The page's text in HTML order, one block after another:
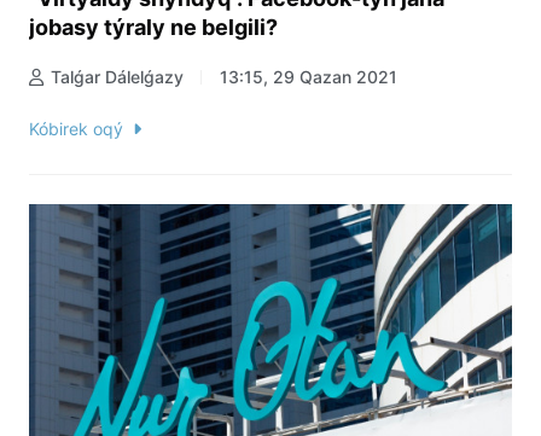
jobasy týraly ne belgili?
Talǵar Dálelǵazy 13:15, 29 Qazan 2021
Kóbirek oqý